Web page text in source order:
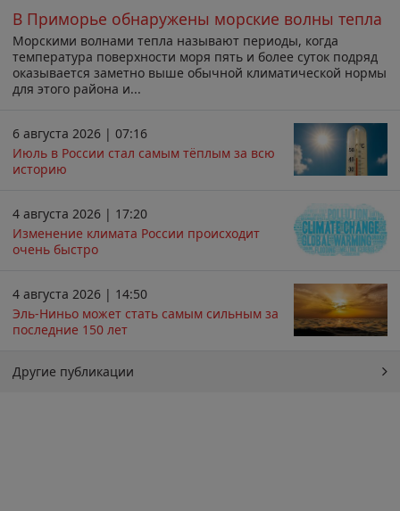
В Приморье обнаружены морские волны тепла
Морскими волнами тепла называют периоды, когда
температура поверхности моря пять и более суток подряд
оказывается заметно выше обычной климатической нормы
для этого района и...
6 августа 2026 | 07:16
Июль в России стал самым тёплым за всю
историю
4 августа 2026 | 17:20
Изменение климата России происходит
очень быстро
4 августа 2026 | 14:50
Эль-Ниньо может стать самым сильным за
последние 150 лет
Другие публикации